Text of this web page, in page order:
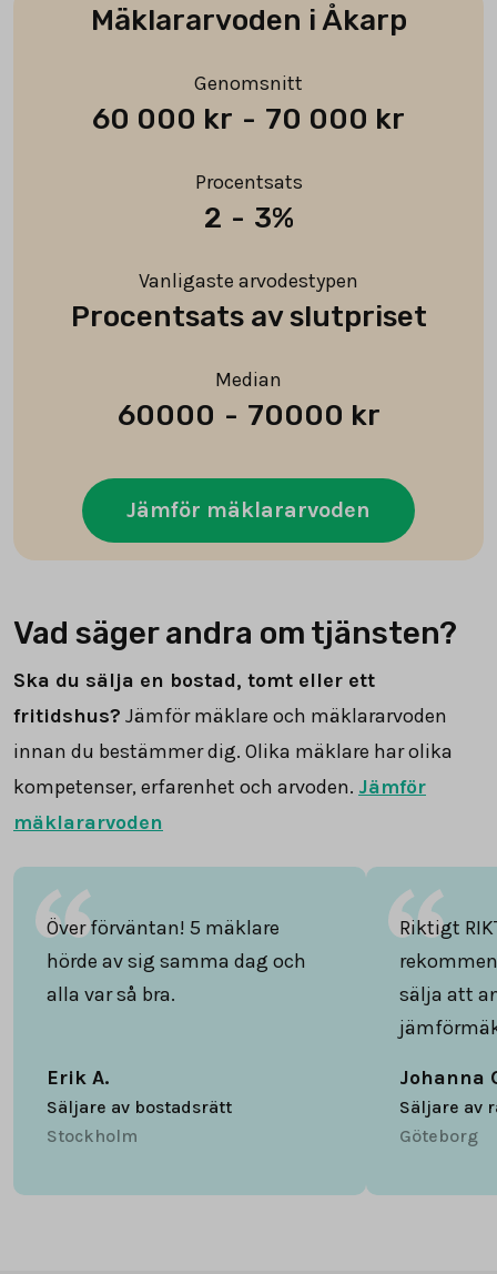
Mäklararvoden i Åkarp
Genomsnitt
60 000 kr - 70 000 kr
Procentsats
2 - 3%
Vanligaste arvodestypen
Procentsats av slutpriset
Median
60000 - 70000 kr
Jämför mäklararvoden
Vad säger andra om tjänsten?
Ska du sälja en bostad, tomt eller ett
fritidshus? Jämför mäklare och mäklararvoden
innan du bestämmer dig. Olika mäklare har olika
kompetenser, erfarenhet och arvoden. Jämför
mäklararvoden
Över förväntan! 5 mäklare
hörde av sig samma dag och
alla var så bra.
Erik A.
Säljare av bostadsrätt
Stockholm
Riktigt
sälja att
Johanna
Säljare av
Göteborg